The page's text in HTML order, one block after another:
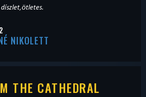
díszlet,ötletes.
NIKOLETT
THE CATHEDRAL